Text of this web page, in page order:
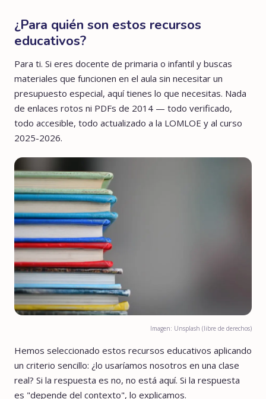
¿Para quién son estos recursos
educativos?
Para ti. Si eres docente de primaria o infantil y buscas
materiales que funcionen en el aula sin necesitar un
presupuesto especial, aquí tienes lo que necesitas. Nada
de enlaces rotos ni PDFs de 2014 — todo verificado,
todo accesible, todo actualizado a la LOMLOE y al curso
2025-2026.
Imagen: Unsplash (libre de derechos)
Hemos seleccionado estos recursos educativos aplicando
un criterio sencillo: ¿lo usaríamos nosotros en una clase
real? Si la respuesta es no, no está aquí. Si la respuesta
es "depende del contexto", lo explicamos.